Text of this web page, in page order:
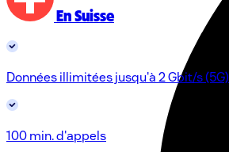
En Suisse
Données illimitées jusqu'à 2 Gbit/s (5G)
100 min. d'appels